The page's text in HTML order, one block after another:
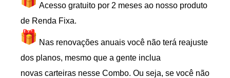
Acesso gratuito por 2 meses ao nosso produto
de Renda Fixa.
Nas renovações anuais você não terá reajuste
dos planos, mesmo que a gente inclua
novas carteiras nesse Combo. Ou seja, se você não